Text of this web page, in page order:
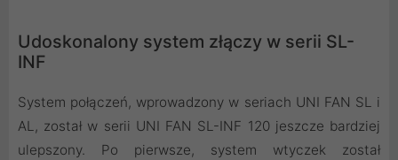
Udoskonalony system złączy w serii SL-
INF
System połączeń, wprowadzony w seriach UNI FAN SL i
AL, został w serii UNI FAN SL-INF 120 jeszcze bardziej
ulepszony. Po pierwsze, system wtyczek został